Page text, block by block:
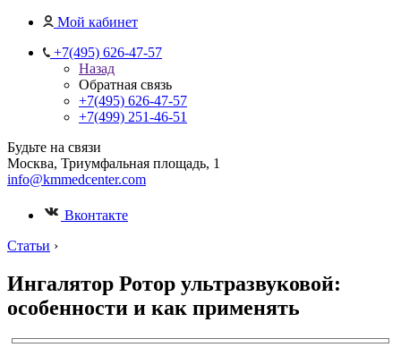
Мой кабинет
+7(495) 626-47-57
Назад
Обратная связь
+7(495) 626-47-57
+7(499) 251-46-51
Будьте на связи
Москва, Триумфальная площадь, 1
info@kmmedcenter.com
Вконтакте
Статьи ›
Ингалятор Ротор ультразвуковой:
особенности и как применять